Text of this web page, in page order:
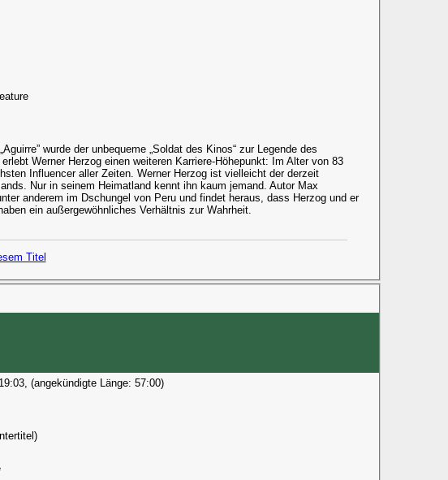
wurde der unbequeme „Soldat des Kinos“ zur Legende des
Werner Herzog einen weiteren Karriere-Höhepunkt: Im Alter von 83
Influencer aller Zeiten. Werner Herzog ist vielleicht der derzeit
Nur in seinem Heimatland kennt ihn kaum jemand. Autor Max
anderem im Dschungel von Peru und findet heraus, dass Herzog und er
ein außergewöhnliches Verhältnis zur Wahrheit.
Titel
(angekündigte Länge: 57:00)